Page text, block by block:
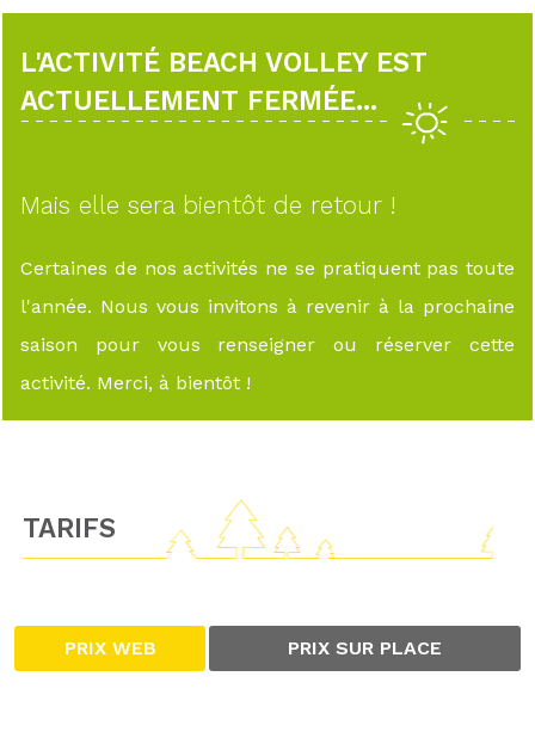
L'ACTIVITÉ BEACH VOLLEY EST
ACTUELLEMENT FERMÉE...
Mais elle sera bientôt de retour !
Certaines de nos activités ne se pratiquent pas toute
l'année. Nous vous invitons à revenir à la prochaine
saison pour vous renseigner ou réserver cette
activité. Merci, à bientôt !
TARIFS
PRIX WEB PRIX SUR PLACE